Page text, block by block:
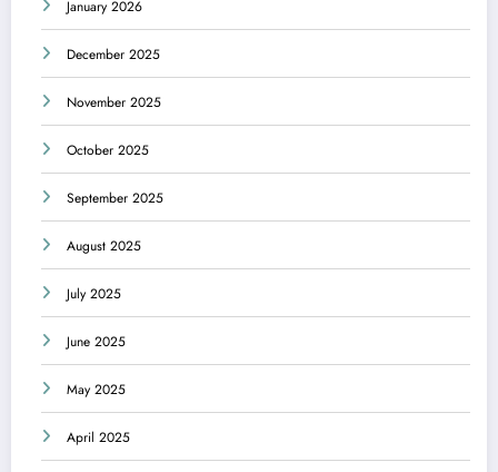
January 2026
December 2025
November 2025
October 2025
September 2025
August 2025
July 2025
June 2025
May 2025
April 2025